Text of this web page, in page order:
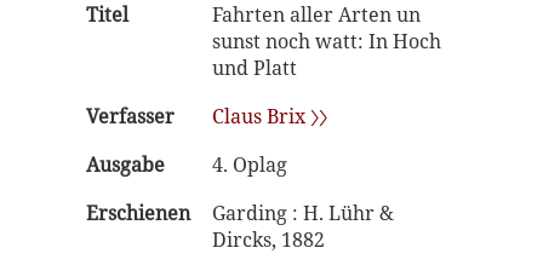
Titel
Fahrten aller Arten un
sunst noch watt: In Hoch
und Platt
Verfasser
Claus Brix 〉〉
Ausgabe
4. Oplag
Erschienen
Garding : H. Lühr &
Dircks, 1882